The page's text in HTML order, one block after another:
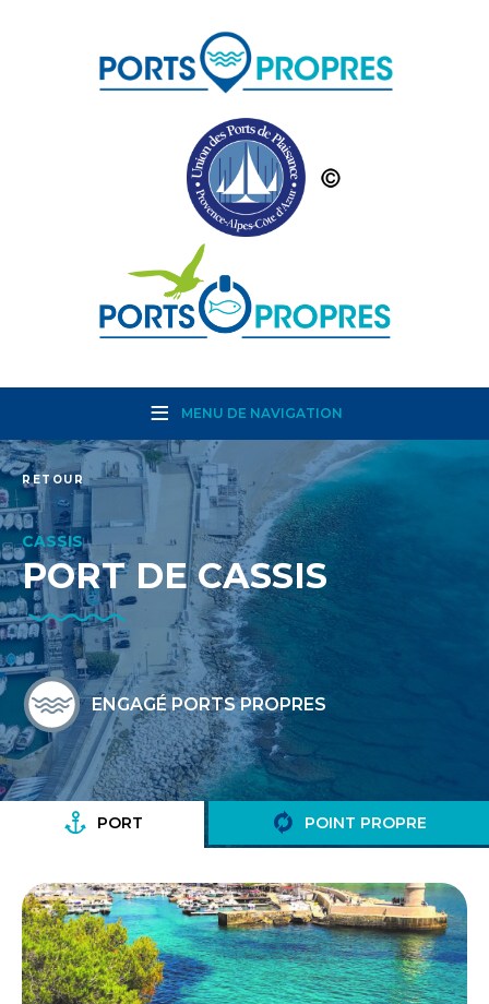
MENU DE NAVIGATION
RETOUR
CASSIS
PORT DE CASSIS
ENGAGÉ PORTS PROPRES
PORT POINT PROPRE